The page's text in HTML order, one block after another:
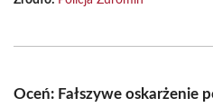
Oceń: Fałszywe oskarżenie